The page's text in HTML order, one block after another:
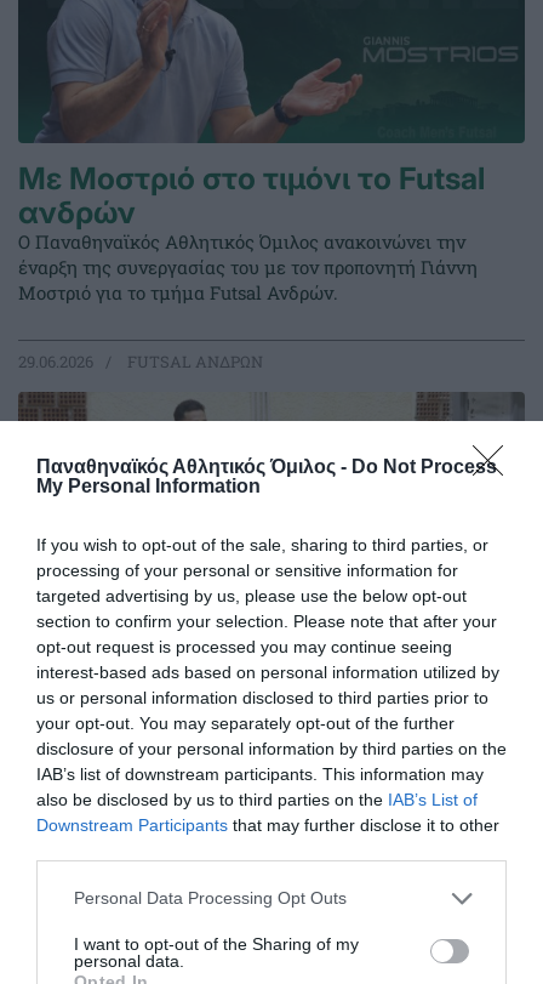
Παναθηναϊκός Αθλητικός Όμιλος - Do Not Process
My Personal Information
If you wish to opt-out of the sale, sharing to third parties, or
processing of your personal or sensitive information for
targeted advertising by us, please use the below opt-out
section to confirm your selection. Please note that after your
opt-out request is processed you may continue seeing
interest-based ads based on personal information utilized by
us or personal information disclosed to third parties prior to
your opt-out. You may separately opt-out of the further
disclosure of your personal information by third parties on the
IAB’s list of downstream participants. This information may
also be disclosed by us to third parties on the IAB’s List of
Downstream Participants that may further disclose it to other
Please note that this website/app uses one or more Google
not limited to your visit or usage behaviour. You may click to
grant or deny consent to Google and its third-party tags to
Personal Data Processing Opt Outs
I want to opt-out of the Sharing of my
personal data.
Με Μοστριό στο τιμόνι το Futsal
ανδρών
Ο Παναθηναϊκός Αθλητικός Όμιλος ανακοινώνει την
έναρξη της συνεργασίας του με τον προπονητή Γιάννη
Μοστριό για το τμήμα Futsal Ανδρών.
29.06.2026 FUTSAL ΑΝΔΡΩΝ
Σπουδαία νίκη και παραμονή
Ο Παναθηναϊκός νίκησε εκτός έδρας τους
Θρακομακεδόνες με 8-5 και σφράγισε μαθηματικά την
παραμονή του στην futsal super league.
03.05.2026 FUTSAL ΑΝΔΡΩΝ